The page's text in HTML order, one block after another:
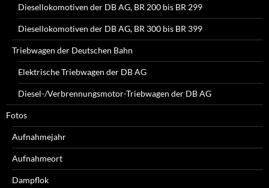
Diesellokomotiven der DB AG, BR 200 bis BR 299
Diesellokomotiven der DB AG, BR 300 bis BR 399
Triebwagen der Deutschen Bahn
Elektrische Triebwagen der DB AG
Diesel-/Verbrennungsmotor-Triebwagen der DB AG
Fotos
Aufnahmejahr
Aufnahmeort
Dampflok